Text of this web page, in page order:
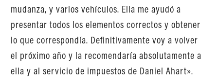
mudanza, y varios vehículos. Ella me ayudó a
presentar todos los elementos correctos y obtener
lo que correspondía. Definitivamente voy a volver
el próximo año y la recomendaría absolutamente a
ella y al servicio de impuestos de Daniel Ahart».